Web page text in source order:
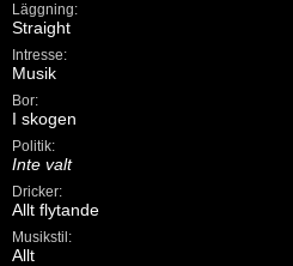
Läggning:
Straight
Intresse:
Musik
Bor:
I skogen
Politik:
Inte valt
Dricker:
Allt flytande
Musikstil:
Allt